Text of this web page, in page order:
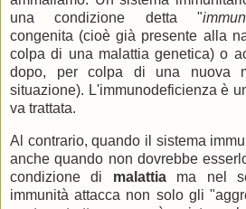
una condizione detta "
congenita (cioè già presente alla
colpa di una malattia genetica) o
dopo, per colpa di una nuova
situazione). L'immunodeficienza è
va trattata.
Al contrario, quando il sistema
anche quando non dovrebbe
condizione di malattia ma nel
immunità attacca non solo gli